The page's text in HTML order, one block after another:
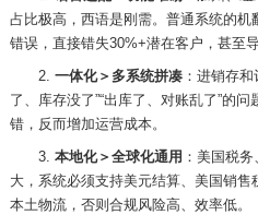
占比极高，西语是刚需。普通系统的
错误，直接错失30%+潜在客户，甚至
2. 一体化＞多系统拼凑：进销存和
了、库存没了”“出库了、对账乱了”的
错，反而增加运营成本。
3. 本地化＞全球化通用 ：美国税
大，系统必须支持美元结算、美国销售
本土物流，否则合规风险高、效率低。